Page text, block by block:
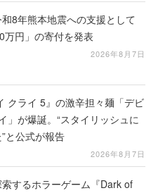
8年熊本地震への支援として
万円」の寄付を発表
2026年8月7日
クライ 5』の激辛担々麺「デビ
」が爆誕。“スタイリッシュに
と公式が報告
2026年8月7日
するホラーゲーム『Dark of